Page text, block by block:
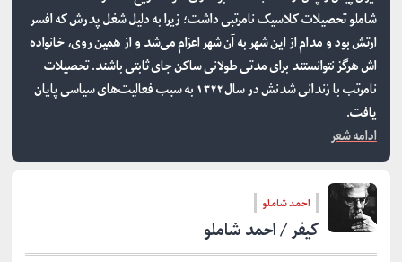
شاملو تحصیلات کلاسیک نامرتبی داشت؛ زیرا به دلیل شغل پدرش که افسر
ارتش بود و مدام از این شهر به آن شهر اعزام می‌شد و از همین روی، خانواده
اش هرگز نتوانستند برای مدتی طولانی ساکن جای ثابتی باشند. تحصیلات
نامرتب با زندانی شدنش در سال ۱۳۲۲ به سبب فعالیت‌های سیاسی پایان
یافت.
ادامه شعر
احمد شاملو
کیفر / احمد شاملو